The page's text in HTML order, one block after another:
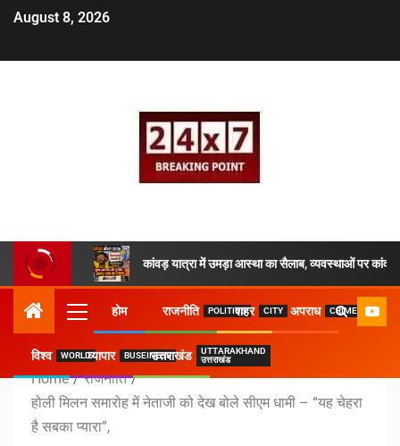
August 8, 2026
कांवड़ यात्रा में उमड़ा आस्था का सैलाब, व्यवस्थाओं पर
होम राजनीति POLITICSशहर CITY अपराध CRIME
विश्व WORLDव्यापार BUSEINESSउत्तराखंड
UTTARAKHAND
उत्तराखंड
Home
राजनीति
होली मिलन समारोह में नेताजी को देख बोले सीएम धामी – “यह चेहरा
है सबका प्यारा”,